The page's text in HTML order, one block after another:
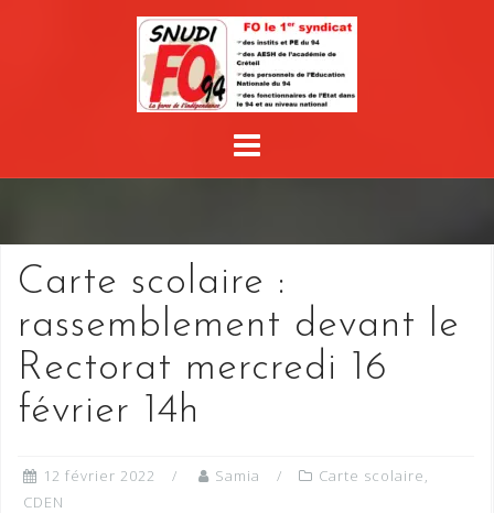
Carte scolaire :
rassemblement devant le
Rectorat mercredi 16
février 14h
12 février 2022 Samia Carte scolaire,
CDEN